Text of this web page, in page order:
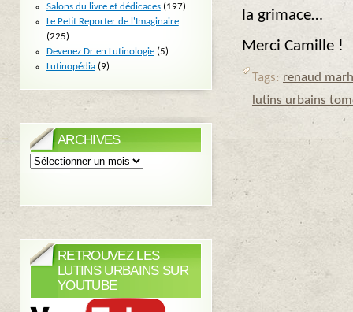
la grimace…
Merci Camille !
Tags: renaud
lutins urbains
Salons du livre et dédicaces(197)
Le Petit Reporter de l'Imaginaire
(225)
Devenez Dr en Lutinologie(5)
Lutinopédia(9)
ARCHIVES
Archives
RETROUVEZ LES
LUTINS URBAINS SUR
YOUTUBE